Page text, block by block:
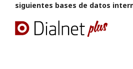
siguientes bases de datos